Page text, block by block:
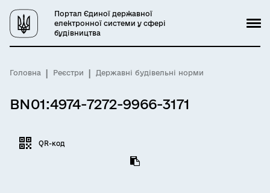
Портал Єдиної державної
електронної системи у сфері
будівництва
Головна Реєстри Державні будівельні норми
BN01:4974-7272-9966-3171
QR-код